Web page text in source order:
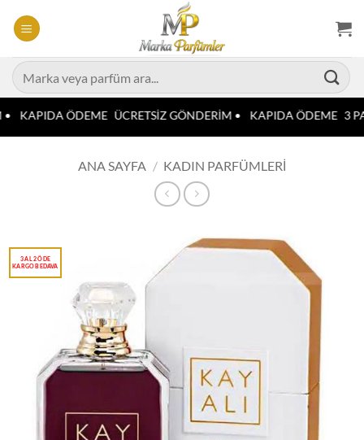
atla
Ara:
KAPIDA ÖDEME ÜCRETSİZ GÖNDERİM • KAPIDA ÖDEME 3
ANA SAYFA / KADIN PARFÜMLERI